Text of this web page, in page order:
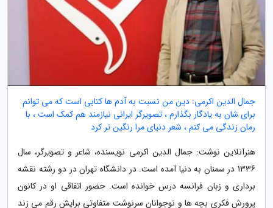
جمال الدین اکرمی: دین من نسبت به آدم ها کتابی است که می توانم
برای شان به یادگار بگذارم ، تصویرگر ایرانی نیازمند هم کمک است ، با
رمان زندگی می کنم ، شعر دنیای مرا رنگین تر کرد
هنرآنلاین نوشت: جمال الدین اکرمی نویسنده، شاعر و تصویرگر، سال
1336 در سمنان به دنیا آمده است. در دانشگاه تهران در دو رشته نقشه
برداری و زبان فرانسه درس خوانده است. حضور اتفاقی او در کانون
پرورش فکری بچه ها و نوجوانان سرنوشت متفاوتی برایش رقم می زند